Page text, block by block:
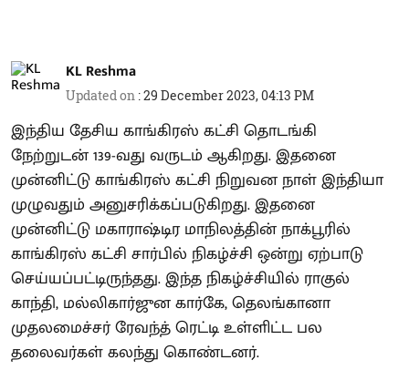
KL Reshma
Updated on :29 December 2023, 04:13 PM
இந்திய தேசிய காங்கிரஸ் கட்சி தொடங்கி
நேற்றுடன் 139-வது வருடம் ஆகிறது. இதனை
முன்னிட்டு காங்கிரஸ் கட்சி நிறுவன நாள் இந்தியா
முழுவதும் அனுசரிக்கப்படுகிறது. இதனை
முன்னிட்டு மகாராஷ்டிர மாநிலத்தின் நாக்பூரில்
காங்கிரஸ் கட்சி சார்பில் நிகழ்ச்சி ஒன்று ஏற்பாடு
செய்யப்பட்டிருந்தது. இந்த நிகழ்ச்சியில் ராகுல்
காந்தி, மல்லிகார்ஜுன கார்கே, தெலங்கானா
முதலமைச்சர் ரேவந்த் ரெட்டி உள்ளிட்ட பல
தலைவர்கள் கலந்து கொண்டனர்.